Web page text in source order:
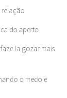
relação
do aperto
la gozar mais
o medo e